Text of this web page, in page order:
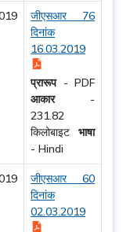
जीएसआर 76
दिनांक
16.03.2019
प्रारूप- PDF
आकार -
231.82
किलोबाइट भाषा
- Hindi
जीएसआर 60
दिनांक
02.03.2019